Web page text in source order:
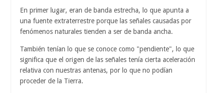
En primer lugar, eran de banda estrecha, lo que apunta a
una fuente extraterrestre porque las señales causadas por
fenómenos naturales tienden a ser de banda ancha.
También tenían lo que se conoce como "pendiente", lo que
significa que el origen de las señales tenía cierta aceleración
relativa con nuestras antenas, por lo que no podían
proceder de la Tierra.